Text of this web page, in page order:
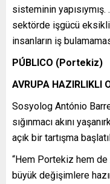
sisteminin
sektörde işgücü
insanların iş
PÚBLICO (Portekiz)
AVRUPA HAZIRLIKLI
Sosyolog António
sığınmacı akını
açık bir tartışma
“Hem Portekiz hem
büyük değişimlere